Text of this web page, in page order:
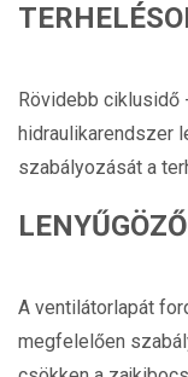
Rövidebb ciklusidő
hidraulikarendszer
szabályozását a
A ventilátorlapát
megfelelően